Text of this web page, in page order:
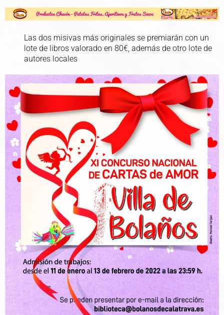
Las dos misivas más originales se premiarán con un
lote de libros valorado en 80€, además de otro lote de
autores locales